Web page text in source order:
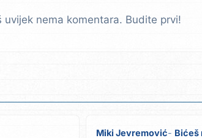
uvijek nema komentara. Budite prvi!
Miki Jevremović Bićeš